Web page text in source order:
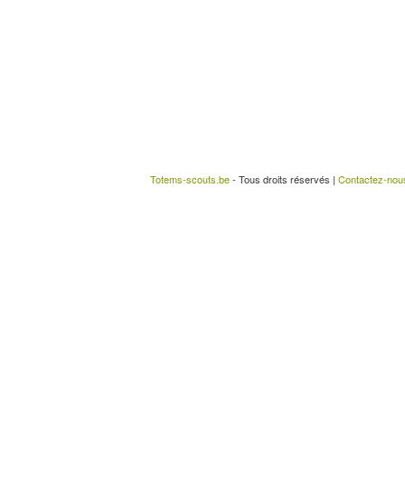
Totems-scouts.be- Tous droits réservés | Contactez-